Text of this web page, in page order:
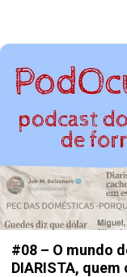
#08 – O mundo
DIARISTA, quem